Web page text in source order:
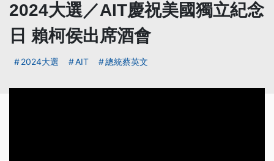
2024大選／AIT慶祝美國獨立紀念
日 賴柯侯出席酒會
2024大選 AIT 總統蔡英文